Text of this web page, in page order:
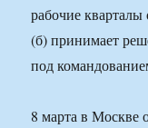
рабочие
(б) принимает
под
8 марта в Москве